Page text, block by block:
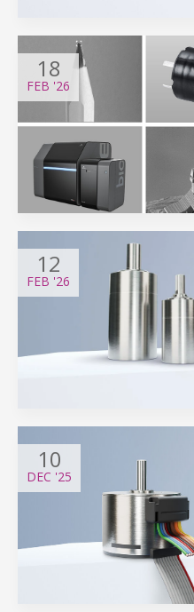
18
FEB '26
12
FEB '26
10
DEC '25